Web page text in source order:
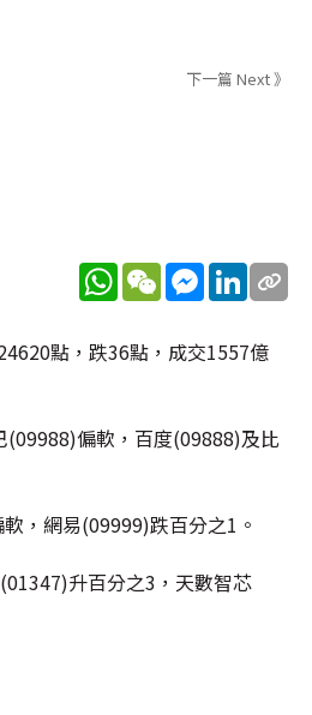
下一篇 Next 》
WhatsApp
WeChatMessenger
LinkedIn
點，跌36點，成交1557億
偏軟，百度(09888)及比
，網易(09999)跌百分之1。
升百分之3，天數智芯